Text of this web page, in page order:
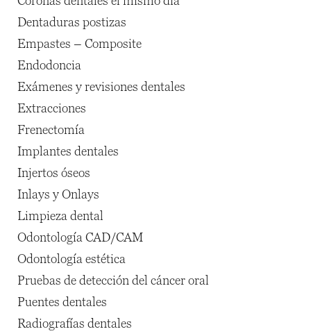
Dentaduras postizas
Empastes – Composite
Endodoncia
Exámenes y revisiones dentales
Extracciones
Frenectomía
Implantes dentales
Injertos óseos
Inlays y Onlays
Limpieza dental
Odontología CAD/CAM
Odontología estética
Pruebas de detección del cáncer oral
Puentes dentales
Radiografías dentales